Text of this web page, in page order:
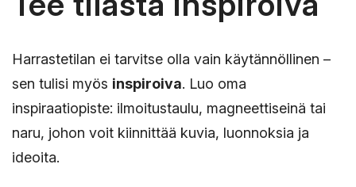
Harrastetilan ei tarvitse olla vain käytännöllinen –
sen tulisi myös inspiroiva. Luo oma
inspiraatiopiste: ilmoitustaulu, magneettiseinä tai
naru, johon voit kiinnittää kuvia, luonnoksia ja
ideoita.